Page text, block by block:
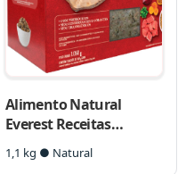
Alimento Natural
Everest Receitas
Naturais Carne Bovina
para Cães
1,1 kg ● Natural